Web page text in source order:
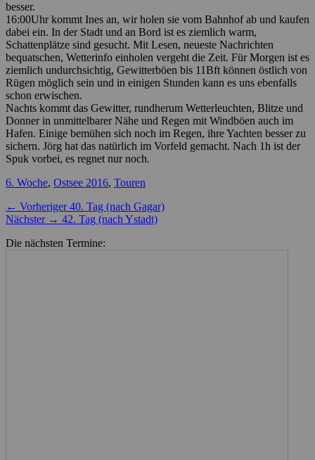
besser.
16:00Uhr kommt Ines an, wir holen sie vom Bahnhof ab und kaufen
dabei ein. In der Stadt und an Bord ist es ziemlich warm,
Schattenplätze sind gesucht. Mit Lesen, neueste Nachrichten
bequatschen, Wetterinfo einholen vergeht die Zeit. Für Morgen ist es
ziemlich undurchsichtig, Gewitterböen bis 11Bft können östlich von
Rügen möglich sein und in einigen Stunden kann es uns ebenfalls
schon erwischen.
Nachts kommt das Gewitter, rundherum Wetterleuchten, Blitze und
Donner in unmittelbarer Nähe und Regen mit Windböen auch im
Hafen. Einige bemühen sich noch im Regen, ihre Yachten besser zu
sichern. Jörg hat das natürlich im Vorfeld gemacht. Nach 1h ist der
Spuk vorbei, es regnet nur noch.
Kategorien
6. Woche, Ostsee 2016, Touren
Beitragsnavigation
← Vorheriger Vorheriger
Beitrag:
40. Tag (nach Gagar)
Nächster → Nächster
42. Tag (nach Ystadt)
Die nächsten Termine: